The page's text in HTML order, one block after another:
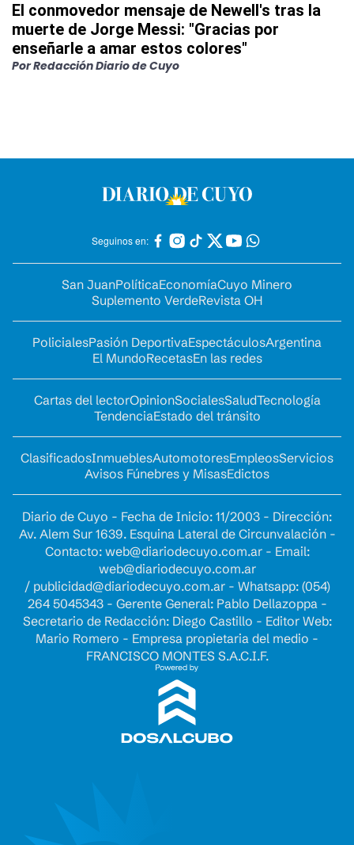
El conmovedor mensaje de Newell's tras la
muerte de Jorge Messi: "Gracias por
enseñarle a amar estos colores"
PorRedacción Diario de Cuyo
Seguinos en:
San JuanPolíticaEconomíaCuyo Minero
Suplemento VerdeRevista OH
PolicialesPasión DeportivaEspectáculosArgentina
El MundoRecetasEn las redes
Cartas del lectorOpinionSocialesSaludTecnología
TendenciaEstado del tránsito
ClasificadosInmueblesAutomotoresEmpleosServicios
Avisos Fúnebres y MisasEdictos
Diario de Cuyo - Fecha de Inicio: 11/2003 - Dirección:
Av. Alem Sur 1639. Esquina Lateral de Circunvalación -
Contacto: web@diariodecuyo.com.ar- Email:
web@diariodecuyo.com.ar
/ publicidad@diariodecuyo.com.ar- Whatsapp: (054)
264 5045343 - Gerente General: Pablo Dellazoppa -
Secretario de Redacción: Diego Castillo - Editor Web:
Mario Romero - Empresa propietaria del medio -
FRANCISCO MONTES S.A.C.I.F.